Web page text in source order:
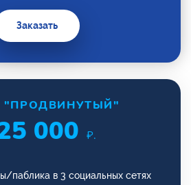
Заказать
"ПРОДВИНУТЫЙ"
000 ₽.
паблика в 3 социальных сетях